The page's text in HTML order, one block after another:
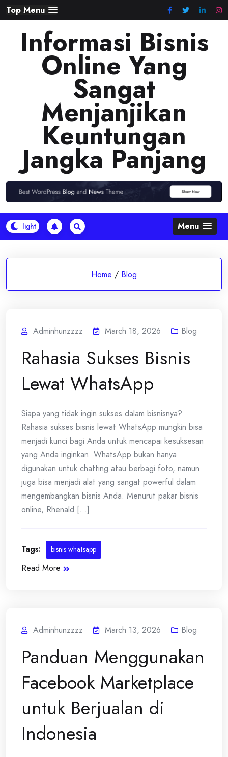
Skip
to
content
Top Menu
Informasi Bisnis
Online Yang
Sangat
Menjanjikan
Keuntungan
Jangka Panjang
Menu
Home / Blog
Adminhunzzzz March 18, 2026 Blog
Rahasia Sukses Bisnis
Lewat WhatsApp
Siapa yang tidak ingin sukses dalam bisnisnya?
Rahasia sukses bisnis lewat WhatsApp mungkin bisa
menjadi kunci bagi Anda untuk mencapai kesuksesan
yang Anda inginkan. WhatsApp bukan hanya
digunakan untuk chatting atau berbagi foto, namun
juga bisa menjadi alat yang sangat powerful dalam
mengembangkan bisnis Anda. Menurut pakar bisnis
online, Rhenald [...]
Tags: bisnis whatsapp
Read More
Adminhunzzzz March 13, 2026 Blog
Panduan Menggunakan
Facebook Marketplace
untuk Berjualan di
Indonesia